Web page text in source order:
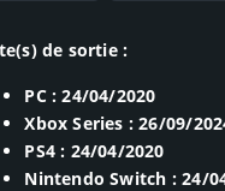
de sortie :
PC : 24/04/2020
Xbox Series : 26/09/
PS4 : 24/04/2020
Nintendo Switch : 24/